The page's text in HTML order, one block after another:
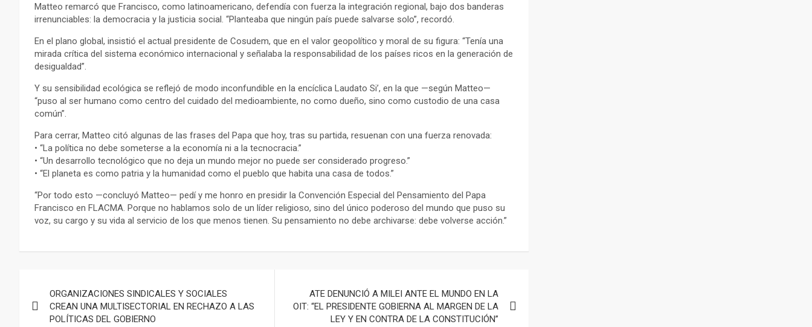
Matteo remarcó que Francisco, como latinoamericano, defendía con fuerza la integración regional, bajo dos banderas
irrenunciables: la democracia y la justicia social. “Planteaba que ningún país puede salvarse solo”, recordó.
En el plano global, insistió el actual presidente de Cosudem, que en el valor geopolítico y moral de su figura: “Tenía una
mirada crítica del sistema económico internacional y señalaba la responsabilidad de los países ricos en la generación de
desigualdad”.
Y su sensibilidad ecológica se reflejó de modo inconfundible en la encíclica Laudato Si’, en la que —según Matteo—
“puso al ser humano como centro del cuidado del medioambiente, no como dueño, sino como custodio de una casa
común”.
Para cerrar, Matteo citó algunas de las frases del Papa que hoy, tras su partida, resuenan con una fuerza renovada:
• “La política no debe someterse a la economía ni a la tecnocracia.”
• “Un desarrollo tecnológico que no deja un mundo mejor no puede ser considerado progreso.”
• “El planeta es como patria y la humanidad como el pueblo que habita una casa de todos.”
“Por todo esto —concluyó Matteo— pedí y me honro en presidir la Convención Especial del Pensamiento del Papa
Francisco en FLACMA. Porque no hablamos solo de un líder religioso, sino del único poderoso del mundo que puso su
voz, su cargo y su vida al servicio de los que menos tienen. Su pensamiento no debe archivarse: debe volverse acción.”
de
ORGANIZACIONES SINDICALES Y SOCIALES
CREAN UNA MULTISECTORIAL EN RECHAZO A LAS
POLÍTICAS DEL GOBIERNO
ATE DENUNCIÓ A MILEI ANTE EL MUNDO EN LA
OIT: “EL PRESIDENTE GOBIERNA AL MARGEN DE LA
LEY Y EN CONTRA DE LA CONSTITUCIÓN”